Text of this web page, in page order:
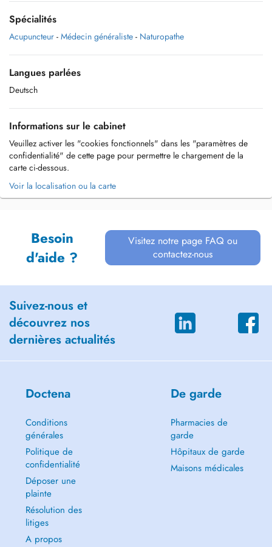
Spécialités
Acupuncteur - Médecin généraliste - Naturopathe
Langues parlées
Deutsch
Informations sur le cabinet
Veuillez activer les "cookies fonctionnels" dans les "paramètres de
confidentialité" de cette page pour permettre le chargement de la
carte ci-dessous.
Voir la localisation ou la carte
Besoin
d'aide ?
Visitez notre page FAQ ou
contactez-nous
Suivez-nous et
découvrez nos
dernières actualités
Doctena
Conditions
générales
Politique de
confidentialité
Déposer une
plainte
Résolution des
litiges
A propos
De garde
Pharmacies de
garde
Hôpitaux de garde
Maisons médicales